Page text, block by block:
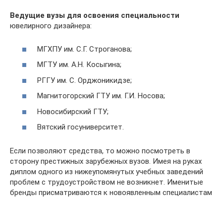
Ведущие вузы для освоения специальности
ювелирного дизайнера:
МГХПУ им. С.Г. Строганова;
МГТУ им. А.Н. Косыгина;
РГГУ им. С. Орджоникидзе;
Магнитогорский ГТУ им. Г.И. Носова;
Новосибирский ГТУ;
Вятский госуниверситет.
Если позволяют средства, то можно посмотреть в
сторону престижных зарубежных вузов. Имея на руках
диплом одного из нижеупомянутых учебных заведений
проблем с трудоустройством не возникнет. Именитые
бренды присматриваются к новоявленным специалистам